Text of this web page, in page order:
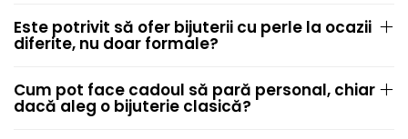
Este potrivit să ofer bijuterii cu perle la ocazii
diferite, nu doar formale?
Cum pot face cadoul să pară personal, chiar
dacă aleg o bijuterie clasică?